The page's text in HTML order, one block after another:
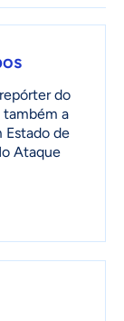
do
também a
Estado de
Ataque